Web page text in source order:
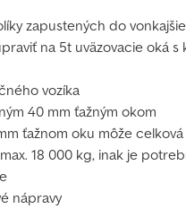
zapustených do
na 5t uväzovacie oká s
vozíka
40 mm ťažným okom
ťažnom oku môže
18 000 kg, inak je
nápravy